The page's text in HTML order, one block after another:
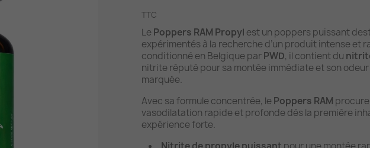
TTC
Le Poppers RAM Propyl est un poppers puissant
expérimentés à la recherche d’un produit intense et
conditionné en Belgique parPWD, il contient du
nitrite réputé pour sa montée immédiate et son
marquée.
Avec sa formule concentrée, le Poppers RAM
vasodilatation rapide et profonde dès la première
expérience forte.